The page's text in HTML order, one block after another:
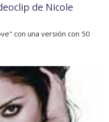
de Nicole
con una versión con 50